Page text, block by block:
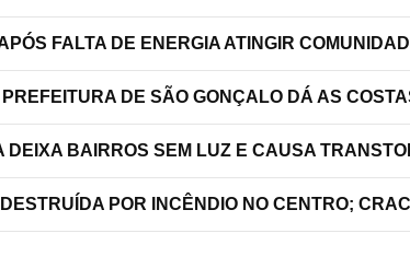
FALTA DE ENERGIA ATINGIR
DE SÃO GONÇALO DÁ AS
DEIXA BAIRROS SEM LUZ E CAUSA
POR INCÊNDIO NO CENTRO;